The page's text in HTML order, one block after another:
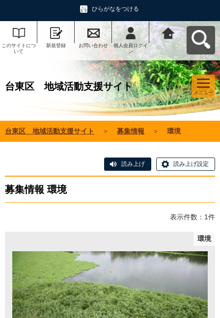
ひらがなをつける
このサイトにつ
いて
新規登録 お問い合わせ
個人会員ログイ
ン
台東区 地域活
動支援サイトへ
戻る
台東区 地域活動支援サイト
メニュー
台東区 地域活動支援サイト ＞ 募集情報 ＞ 環境
読み上げ 読み上げ設定
募集情報 環境
表示件数：1件
環境